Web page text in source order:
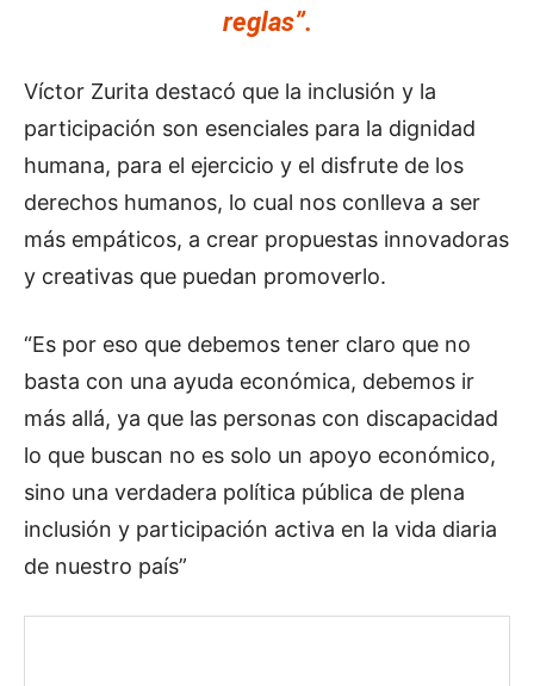
reglas”.
Víctor Zurita destacó que la inclusión y la
participación son esenciales para la dignidad
humana, para el ejercicio y el disfrute de los
derechos humanos, lo cual nos conlleva a ser
más empáticos, a crear propuestas innovadoras
y creativas que puedan promoverlo.
“Es por eso que debemos tener claro que no
basta con una ayuda económica, debemos ir
más allá, ya que las personas con discapacidad
lo que buscan no es solo un apoyo económico,
sino una verdadera política pública de plena
inclusión y participación activa en la vida diaria
de nuestro país”